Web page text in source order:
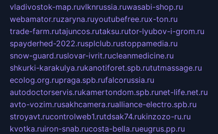
vladivostok-map.ruvlknrussia.ruwasabi-shop.ru
webamator.ruzaryna.ruyoutubefree.rux-ton.ru
trade-farm.rutajuncos.rutaksu.rutor-lyubov-i-grom.ru
spayderhed-2022.rusplclub.rustoppamedia.ru
snow-guard.ruslovar-ivrit.rucleanmedicine.ru
shkurki-karakulya.rukanotiforet.spb.rututmassage.ru
ecolog.org.rupraga.spb.rufalcorussia.ru
autodoctorservis.rukamertondom.spb.runet-life.net.ru
avto-vozim.rusakhcamera.rualliance-electro.spb.ru
stroyavt.rucontrolweb1.rutdsak74.rukinzozo-ru.ru
kvotka.ruiron-snab.rucosta-bella.rueugrus.pp.ru